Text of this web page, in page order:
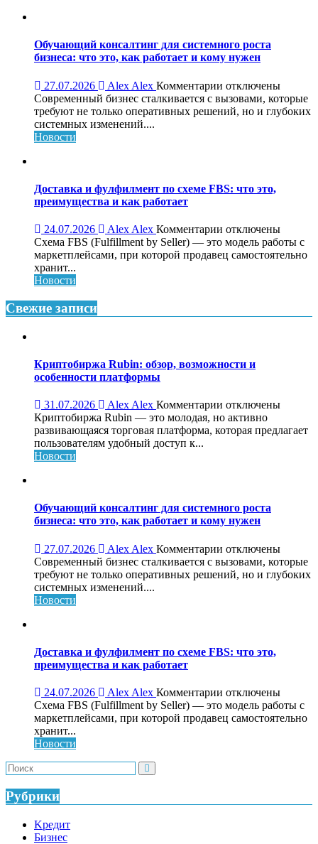
платформы
Обучающий консалтинг для системного роста
бизнеса: что это, как работает и кому нужен
27.07.2026 Alex Alex Комментарии к
записи
Обучающий
что
работает
и
кому
нужен
отключены
Современный бизнес сталкивается с вызовами, которые
требуют не только оперативных решений, но и глубоких
системных изменений....
Новости
Доставка и фулфилмент по схеме FBS: что это,
преимущества и как работает
24.07.2026 Alex Alex Комментарии к
записи
Доставка
FBS:
и
отключены
Схема FBS (Fulfillment by Seller) — это модель работы с
маркетплейсами, при которой продавец самостоятельно
хранит...
Новости
Свежие записи
Криптобиржа Rubin: обзор, возможности и
особенности платформы
31.07.2026 Alex Alex Комментарии к
записи
Криптобиржа
платформы
отключены
Криптобиржа Rubin — это молодая, но активно
развивающаяся торговая платформа, которая предлагает
пользователям удобный доступ к...
Новости
Обучающий консалтинг для системного роста
бизнеса: что это, как работает и кому нужен
27.07.2026 Alex Alex Комментарии к
записи
Обучающий
что
работает
и
кому
нужен
отключены
Современный бизнес сталкивается с вызовами, которые
требуют не только оперативных решений, но и глубоких
системных изменений....
Новости
Доставка и фулфилмент по схеме FBS: что это,
преимущества и как работает
24.07.2026 Alex Alex Комментарии к
записи
Доставка
это,
отключены
Схема FBS (Fulfillment by Seller) — это модель работы с
маркетплейсами, при которой продавец самостоятельно
хранит...
Новости
Рубрики
Kредит
Бизнес